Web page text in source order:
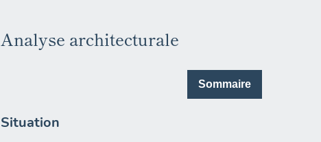
Analyse architecturale
Sommaire
Situation